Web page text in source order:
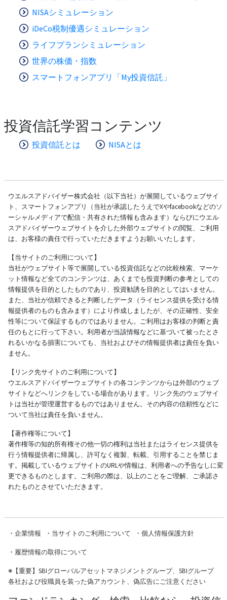
NISAシミュレーション
iDeCo税制優遇シミュレーション
ライフプランシミュレーション
世界の株価・指数
スマートフォンアプリ「My投資信託」
投資信託学習コンテンツ
投資信託とは NISAとは
ウエルスアドバイザー株式会社（以下当社）が展開しているウェブサイ
ト、スマートフォンアプリ（当社が承認したうえでXやfacebookなどのソ
ーシャルメディアで配信・共有された情報も含みます）ならびにウエル
スアドバイザーウェブサイトを介した外部ウェブサイトの閲覧、ご利用
は、お客様の責任で行っていただきますようお願いいたします。
【当サイトのご利用について】
当社がウェブサイト等で展開している投資信託などの比較検索、マーケ
ット情報など全てのコンテンツは、あくまでも投資判断の参考としての
情報提供を目的としたものであり、投資勧誘を目的としてはいません。
また、当社が信頼できると判断したデータ（ライセンス提供を受ける情
報提供者のものも含みます）により作成しましたが、その正確性、安全
性等について保証するものではありません。ご利用はお客様の判断と責
任のもとに行って下さい。利用者が当該情報などに基づいて被ったとさ
れるいかなる損害についても、当社およびその情報提供者は責任を負い
ません。
【リンク先サイトのご利用について】
ウエルスアドバイザーウェブサイトの各コンテンツからは外部のウェブ
サイトなどへリンクをしている場合があります。リンク先のウェブサイ
トは当社が管理運営するものではありません。その内容の信頼性などに
ついて当社は責任を負いません。
【著作権等について】
著作権等の知的所有権その他一切の権利は当社またはライセンス提供を
行う情報提供者に帰属し、許可なく複製、転載、引用することを禁じま
す。掲載しているウェブサイトのURLや情報は、利用者への予告なしに変
更できるものとします。ご利用の際は、以上のことをご理解、ご承諾さ
れたものとさせていただきます。
・ 企業情報 ・ 当サイトのご利用について ・ 個人情報保護方針
・ 履歴情報の取得について
※【重要】SBIグローバルアセットマネジメントグループ、SBIグループ
各社および役職員を装った偽アカウント、偽広告にご注意ください